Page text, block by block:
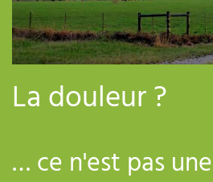
La douleur ?
… ce n'est pas